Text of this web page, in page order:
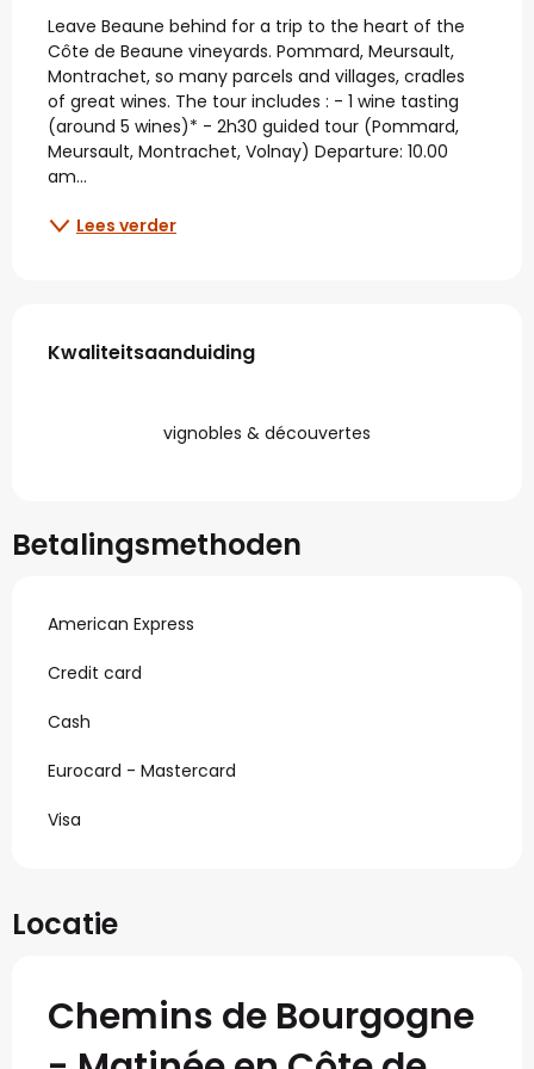
Leave Beaune behind for a trip to the heart of the
Côte de Beaune vineyards. Pommard, Meursault,
Montrachet, so many parcels and villages, cradles
of great wines. The tour includes : - 1 wine tasting
(around 5 wines)* - 2h30 guided tour (Pommard,
Meursault, Montrachet, Volnay) Departure: 10.00
am...
Lees verder
Dienstverlening
Kwaliteitsaanduiding
Kwaliteitsaanduiding
vignobles & découvertes
Betalingsmethoden
American Express
Credit card
Cash
Eurocard - Mastercard
Visa
Locatie
Chemins de Bourgogne